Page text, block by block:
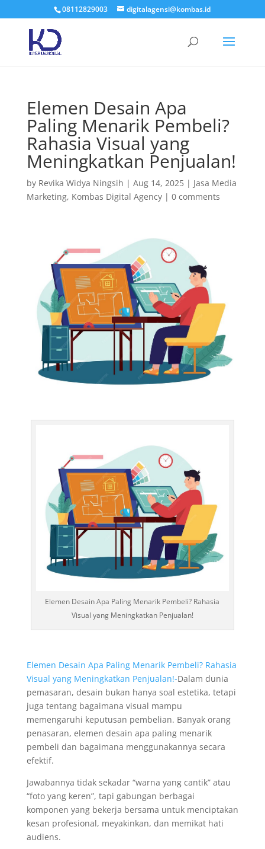
08112829003 digitalagensi@kombas.id
Elemen Desain Apa
Paling Menarik Pembeli?
Rahasia Visual yang
Meningkatkan Penjualan!
by Revika Widya Ningsih | Aug 14, 2025| Jasa Media
Marketing, Kombas Digital Agency| 0 comments
Elemen Desain Apa Paling Menarik Pembeli? Rahasia
Visual yang Meningkatkan Penjualan!
Elemen Desain Apa Paling Menarik Pembeli? Rahasia
Visual yang Meningkatkan Penjualan!-Dalam dunia
pemasaran, desain bukan hanya soal estetika, tetapi
juga tentang bagaimana visual mampu
memengaruhi keputusan pembelian. Banyak orang
penasaran, elemen desain apa paling menarik
pembeli dan bagaimana menggunakannya secara
efektif.
Jawabannya tidak sekadar “warna yang cantik” atau
“foto yang keren”, tapi gabungan berbagai
komponen yang bekerja bersama untuk menciptakan
kesan profesional, meyakinkan, dan memikat hati
audiens.